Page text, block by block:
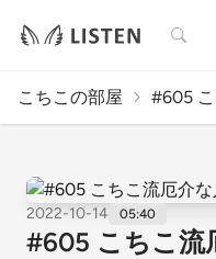
検索
こちこの部屋 #605
2022-10-14 05:40
#605 こちこ流